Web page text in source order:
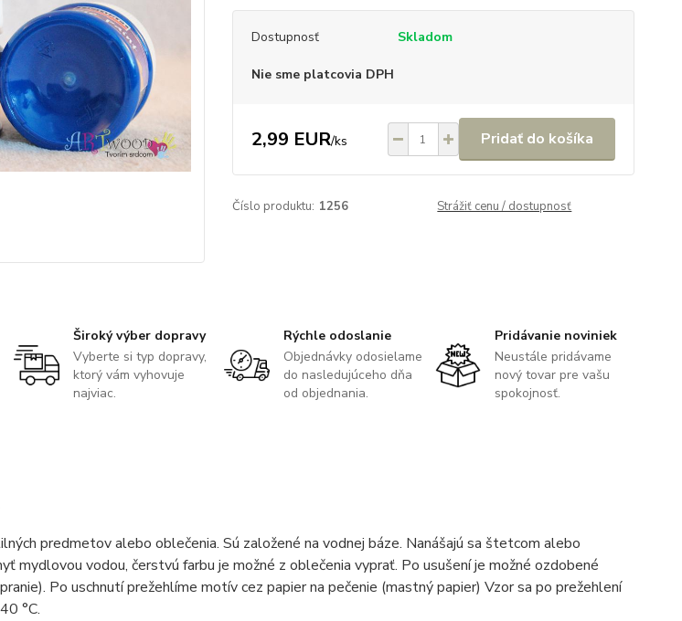
Dostupnosť Skladom
Nie sme platcovia DPH
2,99 EUR/ks Pridať do košíka
Číslo produktu: 1256 Strážiť cenu / dostupnosť
Široký výber dopravy
Vyberte si typ dopravy,
ktorý vám vyhovuje
najviac.
Rýchle odoslanie
Objednávky odosielame
do nasledujúceho dňa
od objednania.
Pridávanie noviniek
Neustále pridávame
nový tovar pre vašu
spokojnosť.
predmetov alebo oblečenia. Sú založené na vodnej báze. Nanášajú sa štetcom alebo
mydlovou vodou, čerstvú farbu je možné z oblečenia vyprať. Po usušení je možné ozdobené
Po uschnutí prežehlíme motív cez papier na pečenie (mastný papier) Vzor sa po prežehlení
°C.